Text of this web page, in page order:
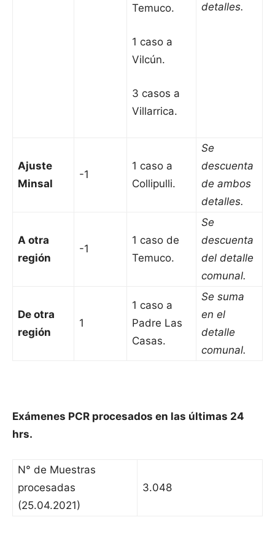
Temuco.
1 caso a
Vilcún.
3 casos a
Villarrica.
detalles.
Ajuste
Minsal
-1
1 caso a
Collipulli.
Se
descuenta
de ambos
detalles.
A otra
región
-1
1 caso de
Temuco.
Se
descuenta
del detalle
comunal.
De otra
región
1
1 caso a
Padre Las
Casas.
Se suma
en el
detalle
comunal.
Exámenes PCR procesados en las últimas 24
hrs.
N° de Muestras
procesadas
(25.04.2021)
3.048